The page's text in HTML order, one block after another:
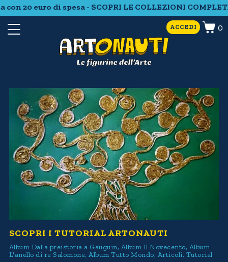
euro di spesa - SCOPRI LE COLLEZIONI COMPLETE
ACCEDI 0
SCOPRI I TUTORIAL ARTONAUTI
Album Dalla preistoria a Gauguin, Album Il Novecento, Album
L'anello di re Salomone,Album Tutto Mondo, Articoli, Tutorial